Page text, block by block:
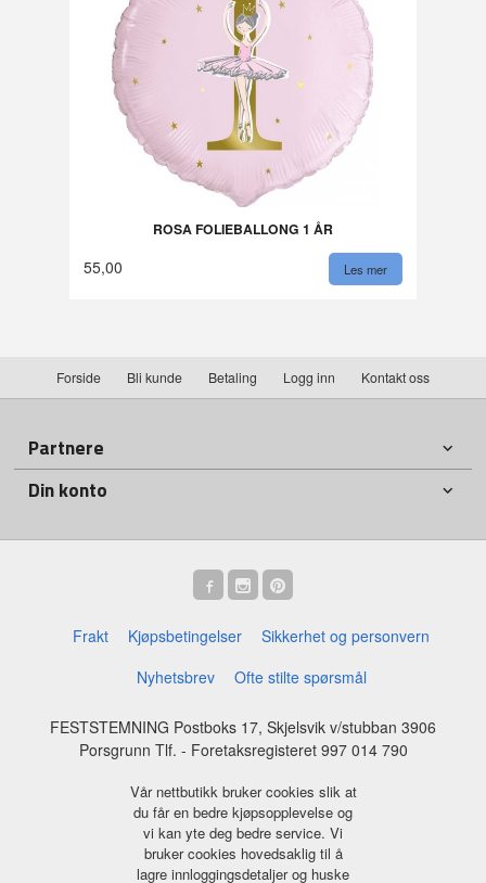
ROSA FOLIEBALLONG 1 ÅR
55,00 Les mer
Forside Bli kunde Betaling Logg inn Kontakt oss
Partnere
Din konto
Frakt Kjøpsbetingelser
Sikkerhet og personvern
Nyhetsbrev
Ofte stilte spørsmål
FESTSTEMNING Postboks 17, Skjelsvik v/stubban 3906
Porsgrunn Tlf. - Foretaksregisteret 997 014 790
Vår nettbutikk bruker cookies slik at
du får en bedre kjøpsopplevelse og
vi kan yte deg bedre service. Vi
bruker cookies hovedsaklig til å
lagre innloggingsdetaljer og huske